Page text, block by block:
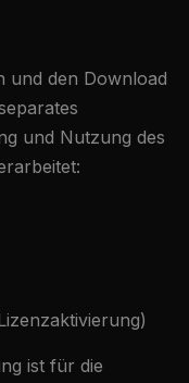
und den Download
und Nutzung des
ist für die